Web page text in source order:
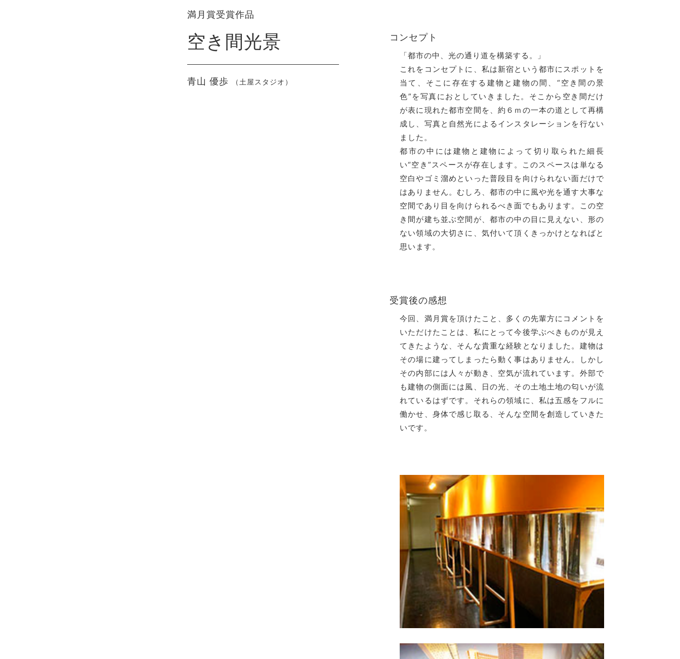
満月賞受賞作品
空き間光景
青山 優歩 （土屋スタジオ）
コンセプト
「都市の中、光の通り道を構築する。」
これをコンセプトに、私は新宿という都市にスポットを
当て、そこに存在する建物と建物の間、“空き間の景
色”を写真におとしていきました。そこから空き間だけ
が表に現れた都市空間を、約６ｍの一本の道として再構
成し、写真と自然光によるインスタレーションを行ない
ました。
都市の中には建物と建物によって切り取られた細長
い“空き”スペースが存在します。このスペースは単なる
空白やゴミ溜めといった普段目を向けられない面だけで
はありません。むしろ、都市の中に風や光を通す大事な
空間であり目を向けられるべき面でもあります。この空
き間が建ち並ぶ空間が、都市の中の目に見えない、形の
ない領域の大切さに、気付いて頂くきっかけとなればと
思います。
受賞後の感想
今回、満月賞を頂けたこと、多くの先輩方にコメントを
いただけたことは、私にとって今後学ぶべきものが見え
てきたような、そんな貴重な経験となりました。建物は
その場に建ってしまったら動く事はありません。しかし
その内部には人々が動き、空気が流れています。外部で
も建物の側面には風、日の光、その土地土地の匂いが流
れているはずです。それらの領域に、私は五感をフルに
働かせ、身体で感じ取る、そんな空間を創造していきた
いです。